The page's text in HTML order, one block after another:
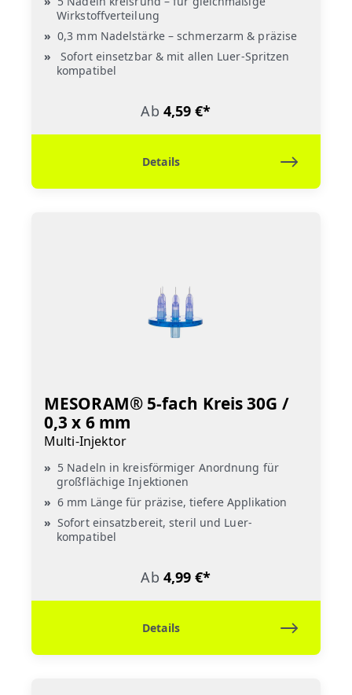
Wirkstoffverteilung
0,3 mm Nadelstärke – schmerzarm & präzise
Sofort einsetzbar & mit allen Luer-Spritzen
kompatibel
Ab 4,59 €*
Details
MESORAM® 5-fach Kreis 30G /
0,3 x 6 mm
Multi-Injektor
5 Nadeln in kreisförmiger Anordnung für
großflächige Injektionen
6 mm Länge für präzise, tiefere Applikation
Sofort einsatzbereit, steril und Luer-
kompatibel
Ab 4,99 €*
Details